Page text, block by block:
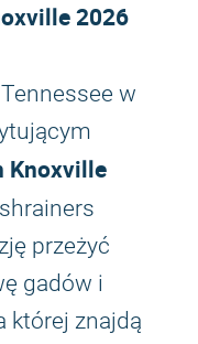
2026
w
Knoxville
przeżyć
gadów i
której znajdą